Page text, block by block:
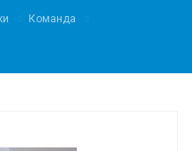
Команда